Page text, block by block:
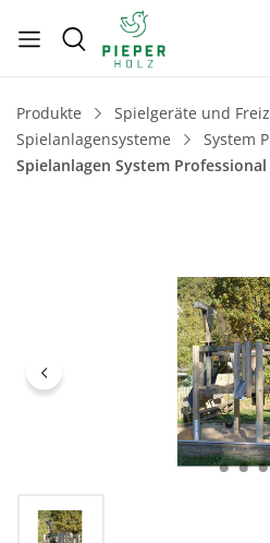
Produkte
Spielgeräte und
Spielanlagensysteme
System
Spielanlagen System Professional